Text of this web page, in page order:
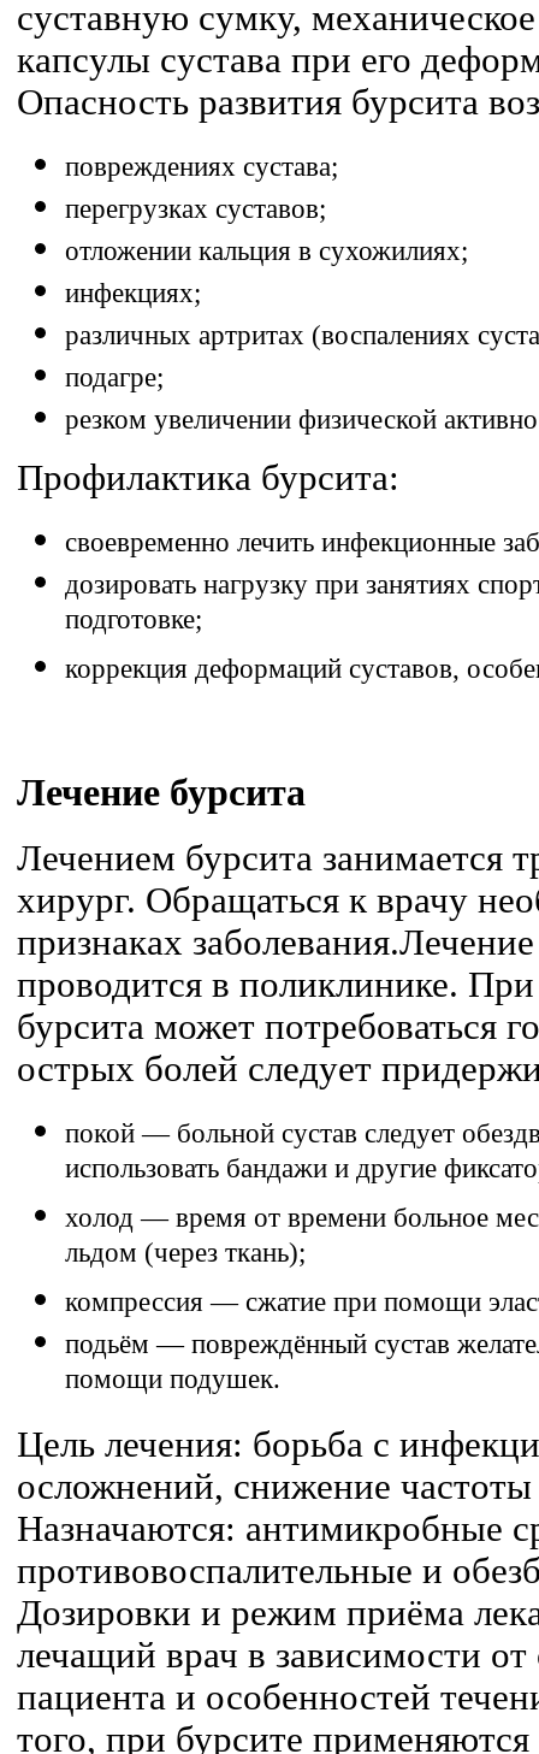
суставную сумку,
капсулы сустава при его
Опасность развития бурсита
повреждениях сустава;
перегрузках суставов;
отложении кальция в сухожилиях;
инфекциях;
различных артритах (воспалениях
подагре;
резком увеличении физической
Профилактика бурсита:
своевременно лечить инфекционные
дозировать нагрузку при занятиях
подготовке;
коррекция деформаций суставов,
Лечение бурсита
Лечением бурсита занимается
хирург. Обращаться к врачу
признаках
проводится в поликлинике.
бурсита может потребоваться
острых болей следует
покой — больной сустав следует
использовать бандажи и другие
холод — время от времени больное
льдом (через ткань);
компрессия — сжатие при помощи
подьём — повреждённый сустав
помощи подушек.
Цель лечения: борьба с
осложнений, снижение
Назначаются: антимикробные
противовоспалительные и
Дозировки и режим приёма
лечащий врач в зависимости
пациента и особенностей
того, при бурсите